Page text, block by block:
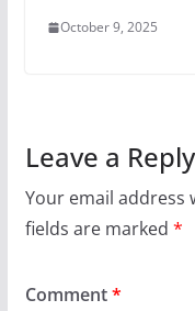
October 9, 2025
Leave a Reply
Your email address
fields are marked *
Comment*